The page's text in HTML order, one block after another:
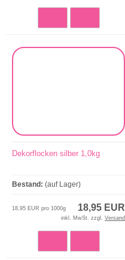
Dekorflocken silber 1,0kg
Bestand: (auf Lager)
18,95 EUR
18,95 EUR pro 1000g
inkl. MwSt. zzgl. Versand